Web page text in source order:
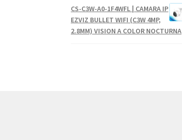
CS-C3W-A0-1F4WFL | CAMARA IP
EZVIZ BULLET WIFI (C3W 4MP,
2.8MM) VISION A COLOR NOCTURNA